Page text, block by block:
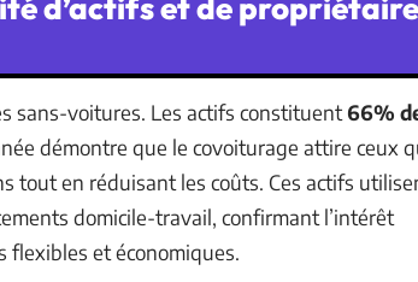
sans-voitures. Les actifs constituent 66%
démontre que le covoiturage attire ceux
tout en réduisant les coûts. Ces actifs
domicile-travail, confirmant l’intérêt
flexibles et économiques.